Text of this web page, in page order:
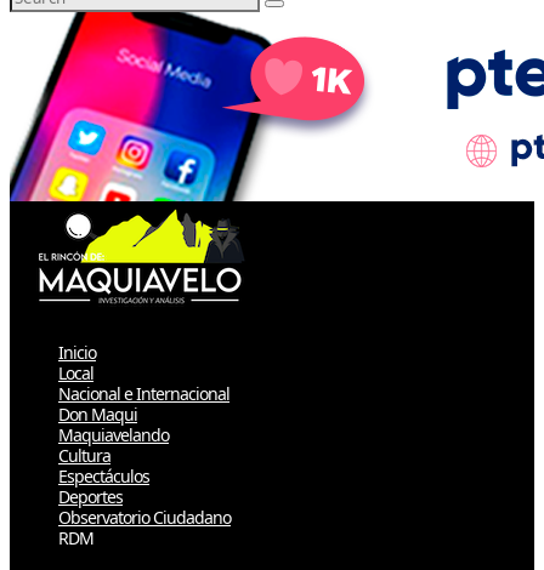
Inicio
Local
Nacional e Internacional
Don Maqui
Maquiavelando
Cultura
Espectáculos
Deportes
Observatorio Ciudadano
RDM